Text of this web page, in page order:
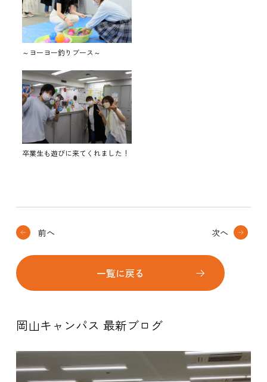
～ヨーヨー釣りブース～
卒業生も遊びに来てくれました！
前へ
一覧に戻る
次へ
岡山キャンパス 最新ブログ